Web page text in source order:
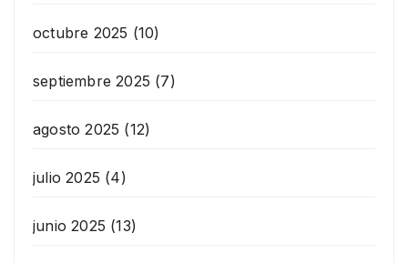
octubre 2025 (10)
septiembre 2025 (7)
agosto 2025 (12)
julio 2025 (4)
junio 2025 (13)